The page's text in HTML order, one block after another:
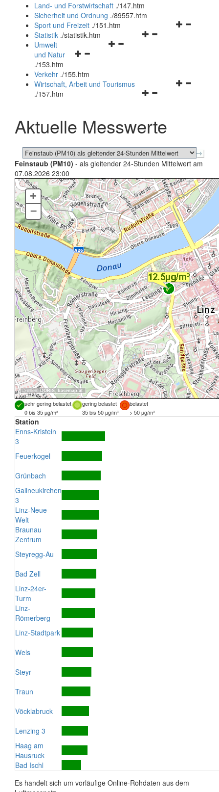
und
schließen
Land- und Forstwirtschaft ./147.htm
Sicherheit und Ordnung ./89557.htm
Navigationsmenü
Sport und Freizeit ./151.htm
Navigationsmenü
Statistik ./statistik.htm
Navigationsmenü
und
schließen
Umwelt
und Natur
./153.htm
Verkehr ./155.htm
Navigationsmenü
schließen
Wirtschaft, Arbeit und Tourismus
./157.htm
Aktuelle Messwerte
Feinstaub (PM10) - als gleitender 24-Stunden Mittelwert am
07.08.2026 23:00
Quellen:DORIS, basemap.at
+
–
sehr gering belastet gering belastet
belastet
0 bis 35 µg/m³
35 bis 50 µg/m³ > 50 µg/m³
Station
Enns-Kristein
3
Feuerkogel
Grünbach
Gallneukirchen
3
Linz-Neue
Welt
Braunau
Zentrum
Steyregg-Au
Bad Zell
Linz-24er-
Turm
Linz-
Römerberg
Linz-Stadtpark
Wels
Steyr
Traun
Vöcklabruck
Lenzing 3
Haag am
Hausruck
Bad Ischl
Es handelt sich um vorläufige Online-Rohdaten aus dem